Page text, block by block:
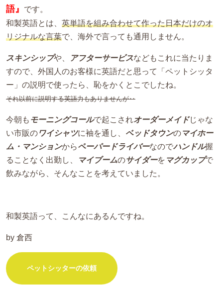
語』
です。
和製英語とは、 英単語を組み合わせて作った日本だけのオ
リジナルな言葉で、海外で言っても通用しません。
スキンシップや、 アフターサービスなどもこれに当たりま
すので、外国人のお客様に英語だと思って「ペットシッタ
ー」の説明で使ったら、恥をかくとこでしたね。
それ以前に説明する英語力もありませんが‥
今朝も モーニングコールで起こされオーダーメイドじゃな
い市販のワイシャツに袖を通し、 ベッドタウンのマイホー
ム・マンションからペーパードライバーなのでハンドル握
ることなく出勤し、
マイブームのサイダーを マグカップで
飲みながら、そんなことを考えていました。
和製英語って、こんなにあるんですね。
by 倉西
ペットシッターの依頼